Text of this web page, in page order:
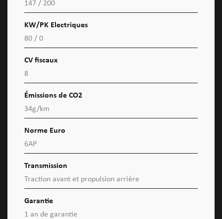
147 / 200
KW/PK Electriques
80 / 0
CV fiscaux
8
Émissions de CO2
34g/km
Norme Euro
6AP
Transmission
Traction avant et propulsion arrière
Garantie
1 an de garantie